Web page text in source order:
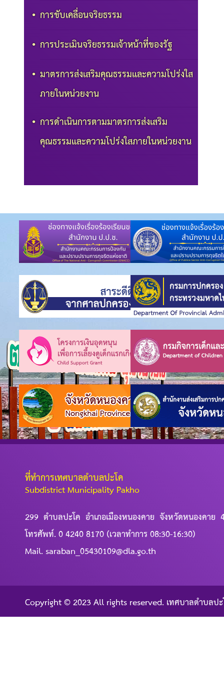
การขับเคลื่อนจริยธรรม
การประเมินจริยธรรมเจ้าหน้าที่ของรัฐ
มาตรการส่งเสริมคุณธรรมและความโปร่งใส
ภายในหน่วยงาน
การดำเนินการตามมาตรการส่งเสริม
คุณธรรมและความโปร่งใสภายในหน่วยงาน
ที่ทำการเทศบาลตำบลปะโค
Subdistrict Municipality Pakho
299 ตำบลปะโค อำเภอเมืองหนองคาย จังหวัดหนองคาย
โทรศัพท์. 0 4240 8170 (เวลาทำการ 08:30-16:30)
Mail. saraban_05430109@dla.go.th
Copyright © 2023 All rights reserved. เทศบาลตำบลป